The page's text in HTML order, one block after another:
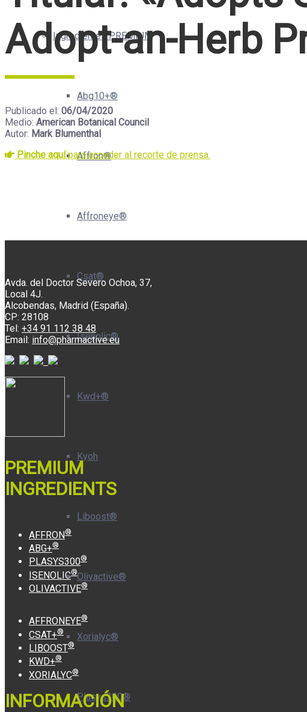
Ingredientes PREMIUM
Abg10+®
Affron®
Affroneye®
Csat®
Isenolic®
Kwd+®
Kyoh
Liboost®
Olivactive®
Xorialyc®
Plasys300®
Adopt-an-Herb
Publicado el: 06/04/2020
Medio: American Botanical Council
Autor: Mark Blumenthal
Pinche aquípara acceder al recorte de prensa.
Avda. del Doctor Severo Ochoa, 37,
Local 4J.
Alcobendas, Madrid (España).
CP: 28108
Tel: +34 91 112 38 48
Email: info@pharmactive.eu
PREMIUM
INGREDIENTS
AFFRON®
ABG+®
PLASYS300®
ISENOLIC®
OLIVACTIVE®
AFFRONEYE®
CSAT+®
LIBOOST®
KWD+®
XORIALYC®
INFORMACIÓN